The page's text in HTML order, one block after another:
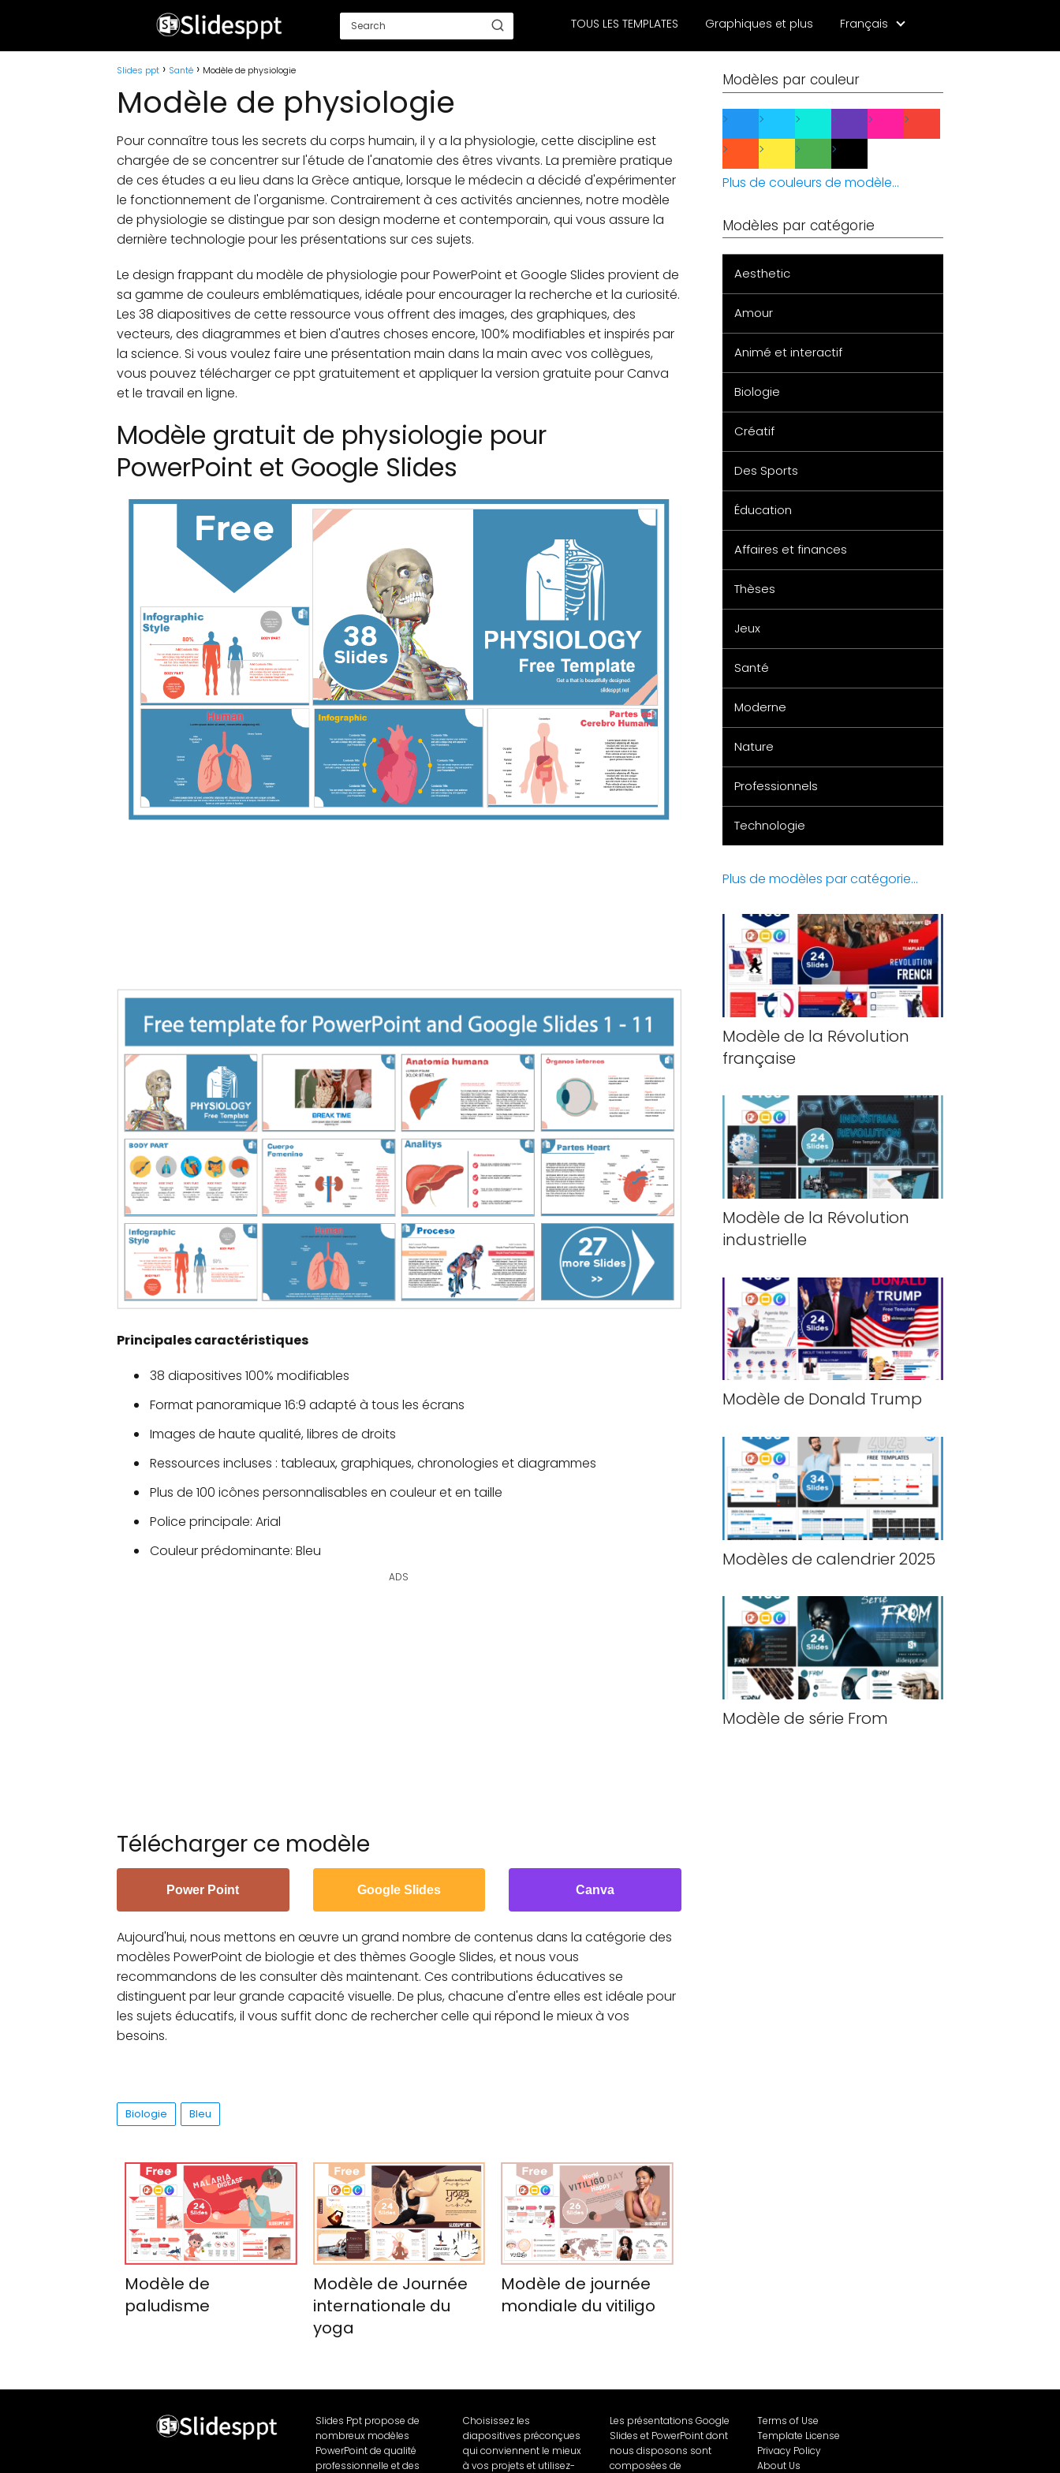
TOUS LES TEMPLATES Graphiques et plus Français
Slides ppt Santé Modèle de physiologie
Modèle de physiologie
Pour connaître tous les secrets du corps humain, il y a la physiologie, cette discipline est
chargée de se concentrer sur l'étude de l'anatomie des êtres vivants. La première pratique
de ces études a eu lieu dans la Grèce antique, lorsque le médecin a décidé d'expérimenter
le fonctionnement de l'organisme. Contrairement à ces activités anciennes, notre modèle
de physiologie se distingue par son design moderne et contemporain, qui vous assure la
dernière technologie pour les présentations sur ces sujets.
Le design frappant du modèle de physiologie pour PowerPoint et Google Slides provient de
sa gamme de couleurs emblématiques, idéale pour encourager la recherche et la curiosité.
Les 38 diapositives de cette ressource vous offrent des images, des graphiques, des
vecteurs, des diagrammes et bien d'autres choses encore, 100% modifiables et inspirés par
la science. Si vous voulez faire une présentation main dans la main avec vos collègues,
vous pouvez télécharger ce ppt gratuitement et appliquer la version gratuite pour Canva
et le travail en ligne.
Modèle gratuit de physiologie pour
PowerPoint et Google Slides
Principales caractéristiques
38 diapositives 100% modifiables
Format panoramique 16:9 adapté à tous les écrans
Images de haute qualité, libres de droits
Ressources incluses : tableaux, graphiques, chronologies et diagrammes
Plus de 100 icônes personnalisables en couleur et en taille
Police principale: Arial
Couleur prédominante: Bleu
ADS
Télécharger ce modèle
Power Point Google Slides Canva
Aujourd'hui, nous mettons en œuvre un grand nombre de contenus dans la catégorie des
modèles PowerPoint de biologie et des thèmes Google Slides, et nous vous
recommandons de les consulter dès maintenant. Ces contributions éducatives se
distinguent par leur grande capacité visuelle. De plus, chacune d'entre elles est idéale pour
les sujets éducatifs, il vous suffit donc de rechercher celle qui répond le mieux à vos
besoins.
Biologie Bleu
Modèle de
paludisme
Modèle de Journée
internationale du
yoga
Modèle de journée
mondiale du vitiligo
Modèles par couleur
Plus de couleurs de modèle...
Modèles par catégorie
Aesthetic
Amour
Animé et interactif
Biologie
Créatif
Des Sports
Éducation
Affaires et finances
Thèses
Jeux
Santé
Moderne
Nature
Professionnels
Technologie
Plus de modèles par catégorie...
Modèle de la Révolution
française
Modèle de la Révolution
industrielle
Modèle de Donald Trump
Modèles de calendrier 2025
Modèle de série From
Slides Ppt propose de
nombreux modèles
PowerPoint de qualité
professionnelle et des
Choisissez les
diapositives préconçues
qui conviennent le mieux
à vos projets et utilisez-
Les présentations Google
Slides et PowerPoint dont
nous disposons sont
composées de
Terms of Use
Template License
Privacy Policy
About Us